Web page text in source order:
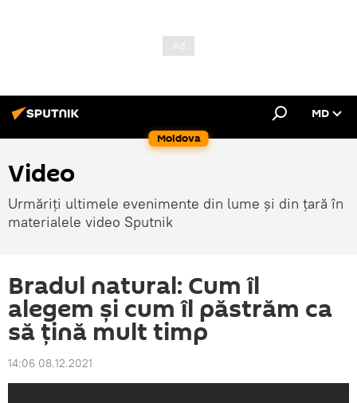
Moldova
MD
Video
Urmăriți ultimele evenimente din lume și din țară în
materialele video Sputnik
Bradul natural: Cum îl
alegem și cum îl păstrăm ca
să țină mult timp
14:06 08.12.2021